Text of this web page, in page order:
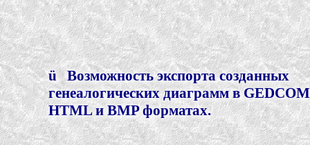
ü
Возможность экспорта созданных
генеалогических диаграмм в
HTML и BMP форматах.